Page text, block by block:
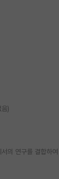
)
의 연구를 결합하